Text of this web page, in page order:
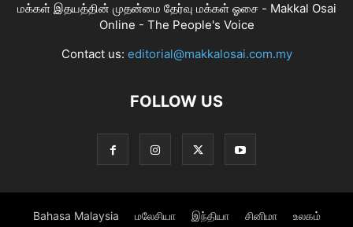
மக்கள் இதயத்தின் முதன்மை தேர்வு மக்கள் ஓசை - Makkal Osai
Online - The People's Voice
Contact us: editorial@makkalosai.com.my
FOLLOW US
Bahasa Malaysia மலேசியா இந்தியா சினிமா உலகம்